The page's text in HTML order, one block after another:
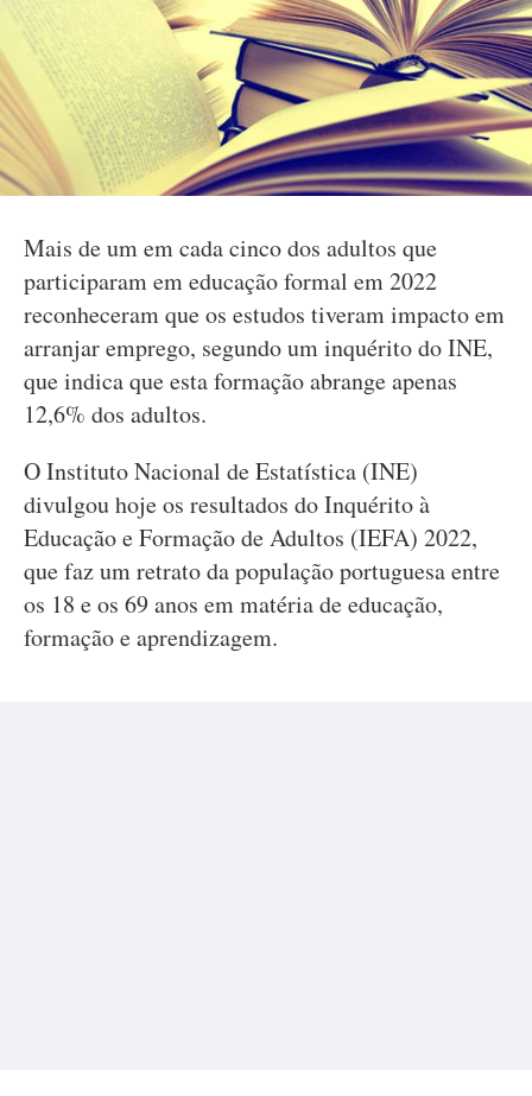
Mais de um em cada cinco dos adultos que
participaram em educação formal em 2022
reconheceram que os estudos tiveram impacto em
arranjar emprego, segundo um inquérito do INE,
que indica que esta formação abrange apenas
12,6% dos adultos.
O Instituto Nacional de Estatística (INE)
divulgou hoje os resultados do Inquérito à
Educação e Formação de Adultos (IEFA) 2022,
que faz um retrato da população portuguesa entre
os 18 e os 69 anos em matéria de educação,
formação e aprendizagem.